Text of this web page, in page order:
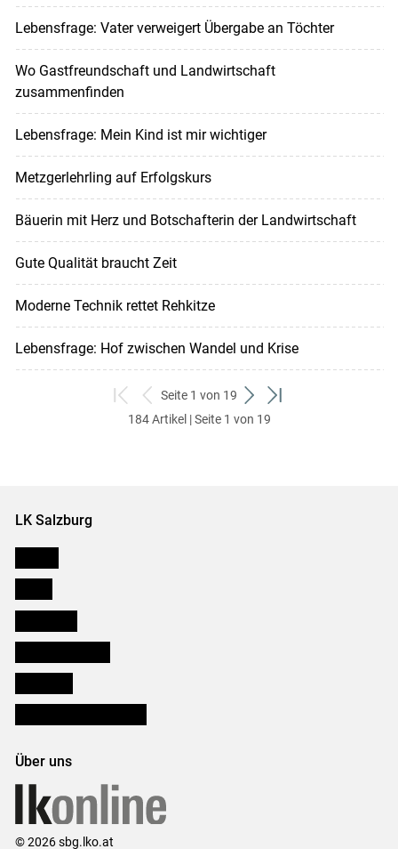
Lebensfrage: Vater verweigert Übergabe an Töchter
Wo Gastfreundschaft und Landwirtschaft
zusammenfinden
Lebensfrage: Mein Kind ist mir wichtiger
Metzgerlehrling auf Erfolgskurs
Bäuerin mit Herz und Botschafterin der Landwirtschaft
Gute Qualität braucht Zeit
Moderne Technik rettet Rehkitze
Lebensfrage: Hof zwischen Wandel und Krise
zum
ersten
zurück
zum
Seite 1 von 19
weiter
zum
zum
184 Artikel | Seite 1 von 19
LK Salzburg
Über uns
© 2026 sbg.lko.at